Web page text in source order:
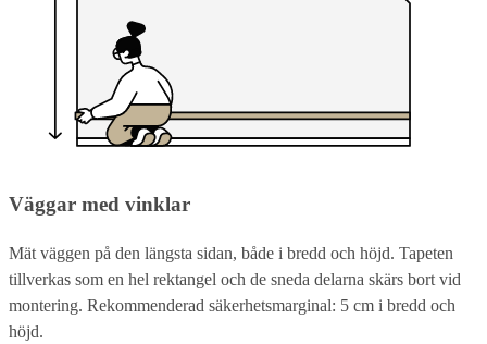
Väggar med vinklar
Mät väggen på den längsta sidan, både i bredd och höjd. Tapeten
tillverkas som en hel rektangel och de sneda delarna skärs bort vid
montering. Rekommenderad säkerhetsmarginal: 5 cm i bredd och
höjd.